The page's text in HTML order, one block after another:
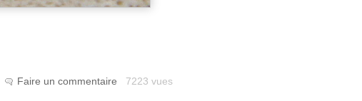
Faire un commentaire 7223 vues